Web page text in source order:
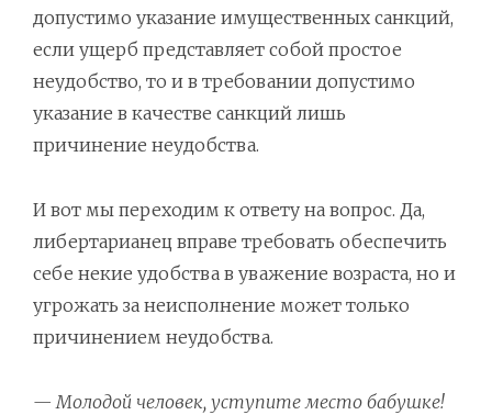
допустимо указание имущественных санкций,
если ущерб представляет собой простое
неудобство, то и в требовании допустимо
указание в качестве санкций лишь
причинение неудобства.
И вот мы переходим к ответу на вопрос. Да,
либертарианец вправе требовать обеспечить
себе некие удобства в уважение возраста, но и
угрожать за неисполнение может только
причинением неудобства.
— Молодой человек, уступите место бабушке!